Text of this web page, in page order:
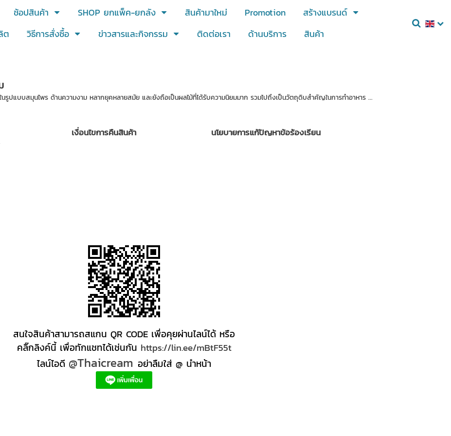
ช้อปสินค้า SHOP ยกแพ็ค-ยกลัง สินค้ามาใหม่ Promotion
สร้างแบรนด์
ต
วิธีการสั่งซื้อ ข่าวสารและกิจกรรม ติดต่อเรา ด้านบริการ สินค้า
นรูปแบบสมุนไพร ด้านความงาม หลากยุคหลายสมัย และยังถือเป็นผลไม้ที่ได้รับความนิยมมาก รวมไปถึงเป็นวัตถุดิบสำคัญในการทำอาหาร ...
เงื่อนไขการคืนสินค้า นโยบายการแก้ปัญหาข้อร้องเรียน
สนใจสินค้าสามารถสแกน QR CODE เพื่อคุยผ่านไลน์ได้ หรือ
คลิ๊กลิงค์นี้ เพื่อทักแชทได้เช่นกัน https://lin.ee/mBtF55t
ไลน์ไอดี @Thaicream อย่าลืมใส่ @ นำหน้า